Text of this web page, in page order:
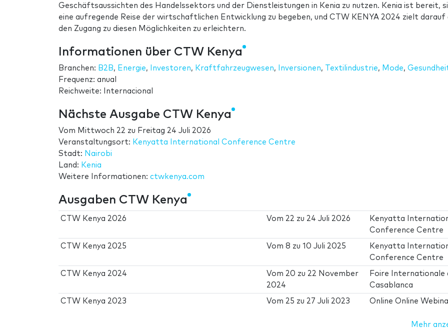
Geschäftsaussichten des Handelssektors und der Dienstleistungen in Kenia zu nutzen. Kenia ist bereit,
eine aufregende Reise der wirtschaftlichen Entwicklung zu begeben, und CTW KENYA 2024 zielt darauf
den Zugang zu diesen Möglichkeiten zu erleichtern.
Informationen über CTW Kenya
Branchen: B2B, Energie, Investoren, Kraftfahrzeugwesen, Inversionen, Textilindustrie, Mode,
Frequenz: anual
Reichweite: Internacional
Nächste Ausgabe CTW Kenya
Vom Mittwoch 22 zu Freitag 24 Juli 2026
Veranstaltungsort: Kenyatta International Conference Centre
Stadt: Nairobi
Land: Kenia
Weitere Informationen: ctwkenya.com
Ausgaben CTW Kenya
CTW Kenya 2026 Vom 22 zu 24 Juli 2026
Kenyatta
Conference Centre
CTW Kenya 2025 Vom8 zu10 Juli 2025
Kenyatta
Conference Centre
CTW Kenya 2024 Vom 20 zu 22 November
2024
Foire Internationale
Casablanca
CTW Kenya 2023 Vom 25 zu 27 Juli 2023 Online Online
Mehr